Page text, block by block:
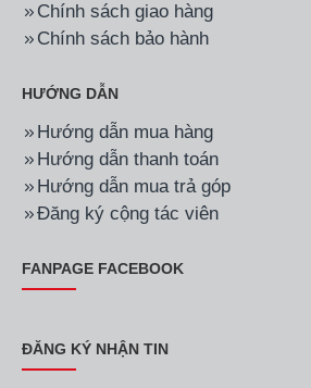
Chính sách giao hàng
Chính sách bảo hành
HƯỚNG DẪN
Hướng dẫn mua hàng
Hướng dẫn thanh toán
Hướng dẫn mua trả góp
Đăng ký cộng tác viên
FANPAGE FACEBOOK
ĐĂNG KÝ NHẬN TIN